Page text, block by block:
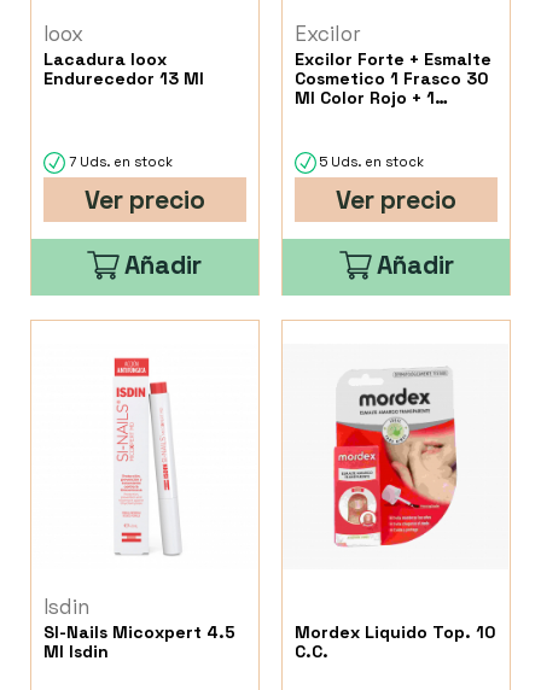
Ioox
Lacadura Ioox
Endurecedor 13 Ml
7 Uds. en stock
Ver precio
Añadir
Excilor
Excilor Forte + Esmalte
Cosmetico 1 Frasco 30
Ml Color Rojo + 1
5 Uds. en stock
Ver precio
Añadir
Isdin
SI-Nails Micoxpert 4.5
Ml Isdin
Mordex Liquido Top. 10
C.C.